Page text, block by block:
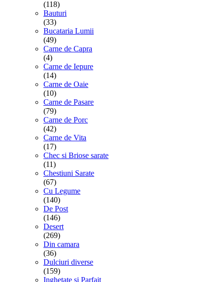
(118)
Bauturi
(33)
Bucataria Lumii
(49)
Carne de Capra
(4)
Carne de Iepure
(14)
Carne de Oaie
(10)
Carne de Pasare
(79)
Carne de Porc
(42)
Carne de Vita
(17)
Chec si Briose sarate
(11)
Chestiuni Sarate
(67)
Cu Legume
(140)
De Post
(146)
Desert
(269)
Din camara
(36)
Dulciuri diverse
(159)
Inghetate si Parfait